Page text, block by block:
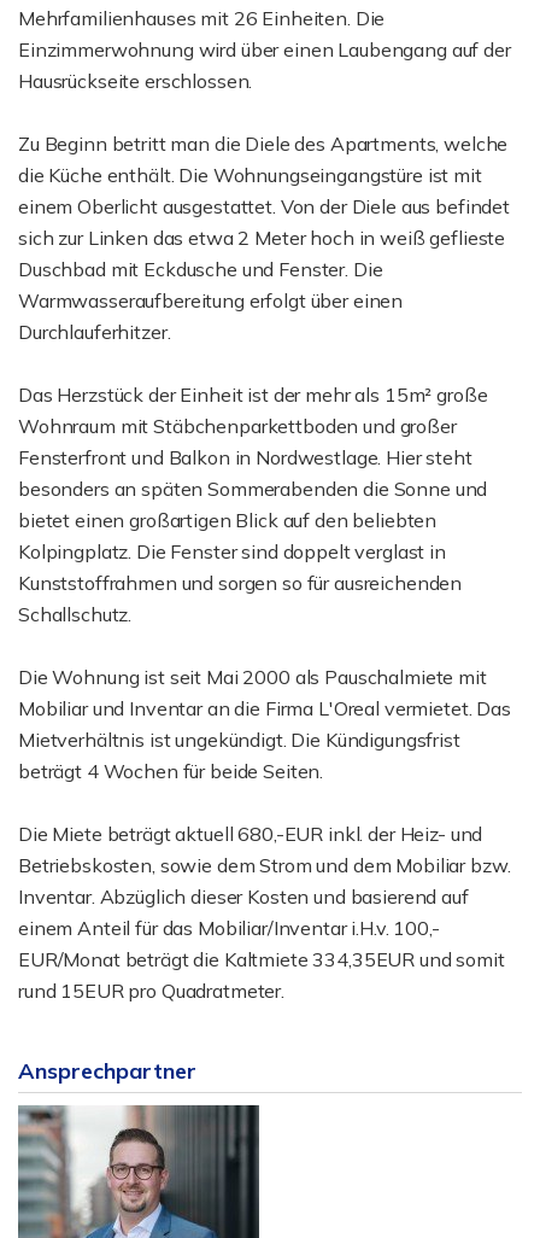
Mehrfamilienhauses mit 26 Einheiten. Die
Einzimmerwohnung wird über einen Laubengang auf der
Hausrückseite erschlossen.
Zu Beginn betritt man die Diele des Apartments, welche
die Küche enthält. Die Wohnungseingangstüre ist mit
einem Oberlicht ausgestattet. Von der Diele aus befindet
sich zur Linken das etwa 2 Meter hoch in weiß geflieste
Duschbad mit Eckdusche und Fenster. Die
Warmwasseraufbereitung erfolgt über einen
Durchlauferhitzer.
Das Herzstück der Einheit ist der mehr als 15m² große
Wohnraum mit Stäbchenparkettboden und großer
Fensterfront und Balkon in Nordwestlage. Hier steht
besonders an späten Sommerabenden die Sonne und
bietet einen großartigen Blick auf den beliebten
Kolpingplatz. Die Fenster sind doppelt verglast in
Kunststoffrahmen und sorgen so für ausreichenden
Schallschutz.
Die Wohnung ist seit Mai 2000 als Pauschalmiete mit
Mobiliar und Inventar an die Firma L'Oreal vermietet. Das
Mietverhältnis ist ungekündigt. Die Kündigungsfrist
beträgt 4 Wochen für beide Seiten.
Die Miete beträgt aktuell 680,-EUR inkl. der Heiz- und
Betriebskosten, sowie dem Strom und dem Mobiliar bzw.
Inventar. Abzüglich dieser Kosten und basierend auf
einem Anteil für das Mobiliar/Inventar i.H.v. 100,-
EUR/Monat beträgt die Kaltmiete 334,35EUR und somit
rund 15EUR pro Quadratmeter.
Ansprechpartner